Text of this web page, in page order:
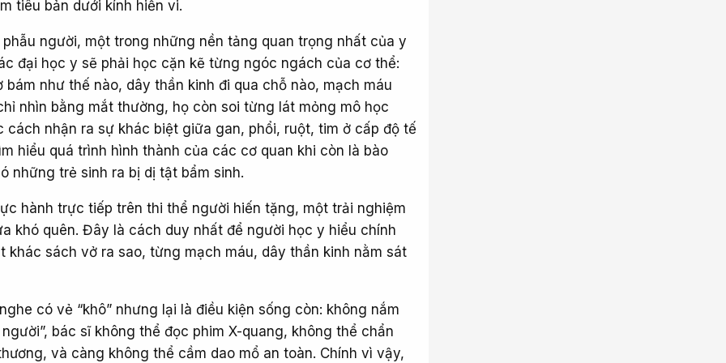
tiêu bản dưới kính hiển vi.
người, một trong những nền tảng quan trọng nhất của y
đại học y sẽ phải học cặn kẽ từng ngóc ngách của cơ thể:
bám như thế nào, dây thần kinh đi qua chỗ nào, mạch máu
nhìn bằng mắt thường, họ còn soi từng lát mỏng mô học
cách nhận ra sự khác biệt giữa gan, phổi, ruột, tim ở cấp độ tế
hiểu quá trình hình thành của các cơ quan khi còn là bào
những trẻ sinh ra bị dị tật bẩm sinh.
hành trực tiếp trên thi thể người hiến tặng, một trải nghiệm
khó quên. Đây là cách duy nhất để người học y hiểu chính
khác sách vở ra sao, từng mạch máu, dây thần kinh nằm sát
có vẻ “khô” nhưng lại là điều kiện sống còn: không nắm
bác sĩ không thể đọc phim X-quang, không thể chẩn
và càng không thể cầm dao mổ an toàn. Chính vì vậy,